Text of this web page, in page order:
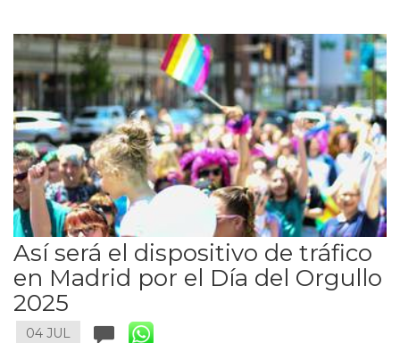
Así será el dispositivo de tráfico
en Madrid por el Día del Orgullo
2025
04 JUL